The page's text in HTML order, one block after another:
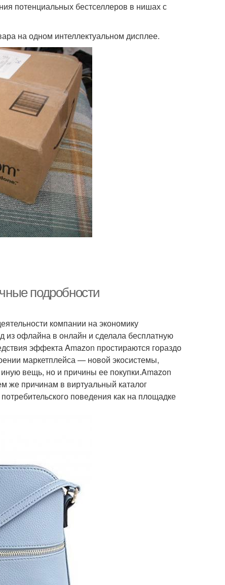
потенциальных бестселлеров в нишах с
на одном интеллектуальном дисплее.
подробности
компании на экономику
из офлайна в онлайн и сделала бесплатную
эффекта Amazon простираются гораздо
маркетплейса — новой экосистемы,
вещь, но и причины ее покупки.Amazon
же причинам в виртуальный каталог
поведения как на площадке